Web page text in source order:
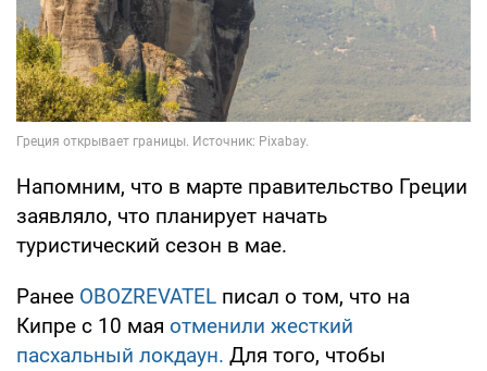
Напомним, что в марте правительство Греции
заявляло, что планирует начать
туристический сезон в мае.
Ранее OBOZREVATEL писал о том, что на
Кипре с 10 мая отменили жесткий
пасхальный локдаун. Для того, чтобы